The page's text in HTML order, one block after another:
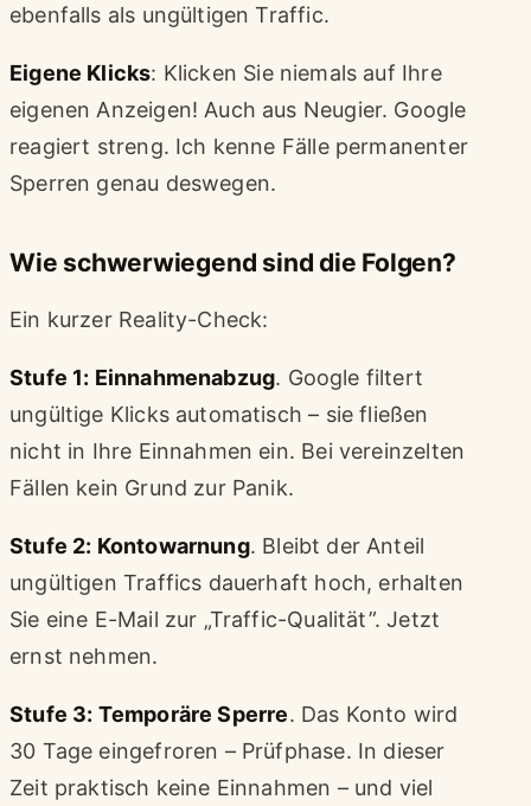
ebenfalls als ungültigen Traffic.
Eigene Klicks: Klicken Sie niemals auf Ihre
eigenen Anzeigen! Auch aus Neugier. Google
reagiert streng. Ich kenne Fälle permanenter
Sperren genau deswegen.
Wie schwerwiegend sind die Folgen?
Ein kurzer Reality-Check:
Stufe 1: Einnahmenabzug. Google filtert
ungültige Klicks automatisch – sie fließen
nicht in Ihre Einnahmen ein. Bei vereinzelten
Fällen kein Grund zur Panik.
Stufe 2: Kontowarnung. Bleibt der Anteil
ungültigen Traffics dauerhaft hoch, erhalten
Sie eine E-Mail zur „Traffic-Qualität”. Jetzt
ernst nehmen.
Stufe 3: Temporäre Sperre. Das Konto wird
30 Tage eingefroren – Prüfphase. In dieser
Zeit praktisch keine Einnahmen – und viel